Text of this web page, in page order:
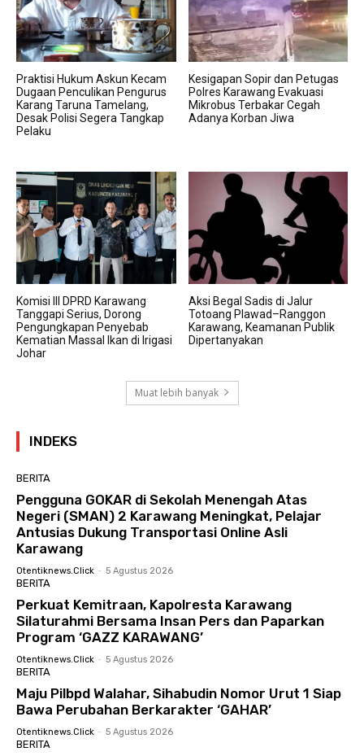
Praktisi Hukum Askun Kecam
Dugaan Penculikan Pengurus
Karang Taruna Tamelang,
Desak Polisi Segera Tangkap
Pelaku
Kesigapan Sopir dan Petugas
Polres Karawang Evakuasi
Mikrobus Terbakar Cegah
Adanya Korban Jiwa
Komisi III DPRD Karawang
Tanggapi Serius, Dorong
Pengungkapan Penyebab
Kematian Massal Ikan di Irigasi
Johar
Aksi Begal Sadis di Jalur
Totoang Plawad–Ranggon
Karawang, Keamanan Publik
Dipertanyakan
Muat lebih banyak
INDEKS
BERITA
Pengguna GOKAR di Sekolah Menengah Atas
Negeri (SMAN) 2 Karawang Meningkat, Pelajar
Antusias Dukung Transportasi Online Asli
Karawang
Otentiknews.click - 5 Agustus 2026
BERITA
Perkuat Kemitraan, Kapolresta Karawang
Silaturahmi Bersama Insan Pers dan Paparkan
Program ‘GAZZ KARAWANG’
Otentiknews.click - 5 Agustus 2026
BERITA
Maju Pilbpd Walahar, Sihabudin Nomor Urut 1 Siap
Bawa Perubahan Berkarakter ‘GAHAR’
Otentiknews.click - 5 Agustus 2026
BERITA